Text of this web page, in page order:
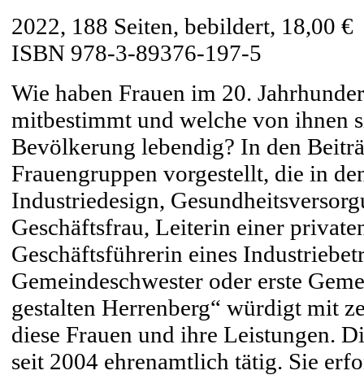
2022, 188 Seiten, bebildert, 18,00 €
ISBN 978-3-89376-197-5
Wie haben Frauen im 20.
mitbestimmt und welche von ihnen
Bevölkerung lebendig? In den
Frauengruppen vorgestellt, die in
Industriedesign,
Geschäftsfrau, Leiterin einer
Geschäftsführerin eines
Gemeindeschwester oder erste
gestalten Herrenberg“ würdigt mit
diese Frauen und ihre Leistungen.
seit 2004 ehrenamtlich tätig. Sie